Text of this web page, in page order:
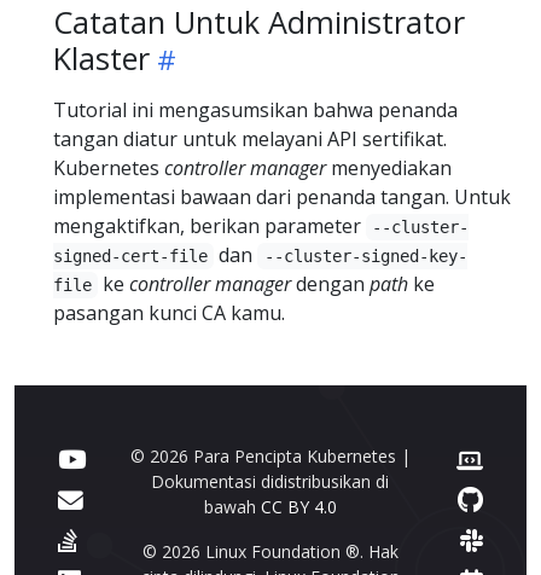
Catatan Untuk Administrator
Klaster
Tutorial ini mengasumsikan bahwa penanda
tangan diatur untuk melayani API sertifikat.
Kubernetes controller managermenyediakan
implementasi bawaan dari penanda tangan. Untuk
mengaktifkan, berikan parameter
--cluster-
signed-cert-file dan
--cluster-signed-key-
file
kecontroller managerdenganpath ke
pasangan kunci CA kamu.
© 2026 Para Pencipta Kubernetes |
Dokumentasi didistribusikan di
bawah CC BY 4.0
© 2026 Linux Foundation ®. Hak